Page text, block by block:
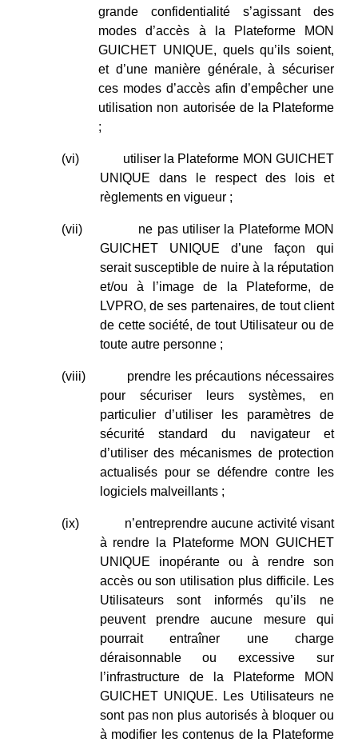
grande confidentialité s’agissant des
modes d’accès à la Plateforme MON
GUICHET UNIQUE, quels qu’ils soient,
et d’une manière générale, à sécuriser
ces modes d’accès afin d’empêcher une
utilisation non autorisée de la Plateforme
;
(vi)
utiliser la Plateforme MON GUICHET
UNIQUE dans le respect des lois et
règlements en vigueur ;
(vii)
ne pas utiliser la Plateforme MON
GUICHET UNIQUE d’une façon qui
serait susceptible de nuire à la réputation
et/ou à l’image de la Plateforme, de
LVPRO, de ses partenaires, de tout client
de cette société, de tout Utilisateur ou de
toute autre personne ;
(viii)
prendre les précautions nécessaires
pour sécuriser leurs systèmes, en
particulier d’utiliser les paramètres de
sécurité standard du navigateur et
d’utiliser des mécanismes de protection
actualisés pour se défendre contre les
logiciels malveillants ;
(ix)
n’entreprendre aucune activité visant
à rendre la Plateforme MON GUICHET
UNIQUE inopérante ou à rendre son
accès ou son utilisation plus difficile. Les
Utilisateurs sont informés qu’ils ne
peuvent prendre aucune mesure qui
pourrait entraîner une charge
déraisonnable ou excessive sur
l’infrastructure de la Plateforme MON
GUICHET UNIQUE. Les Utilisateurs ne
sont pas non plus autorisés à bloquer ou
à modifier les contenus de la Plateforme